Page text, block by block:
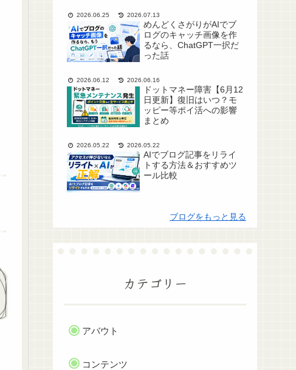
2026.06.25 2026.07.13
めんどくさがりがAIでブ
ログのキャッチ画像を作
るなら、ChatGPT一択だ
った話
2026.06.12 2026.06.16
ドットマネー障害【6月12
日更新】復旧はいつ？モ
ッピー等ポイ活への影響
まとめ
2026.05.22 2026.05.22
AIでブログ記事をリライ
トする方法＆おすすめツ
ール比較
ブログをもっと見る
カテゴリー
アバウト
コンテンツ